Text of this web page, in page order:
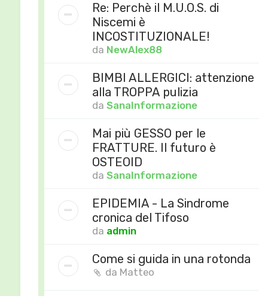
Re: Perchè il M.U.O.S. di
Niscemi è
INCOSTITUZIONALE!
da NewAlex88
BIMBI ALLERGICI: attenzione
alla TROPPA pulizia
da SanaInformazione
Mai più GESSO per le
FRATTURE. Il futuro è
OSTEOID
da SanaInformazione
EPIDEMIA - La Sindrome
cronica del Tifoso
da admin
Come si guida in una rotonda
da Matteo